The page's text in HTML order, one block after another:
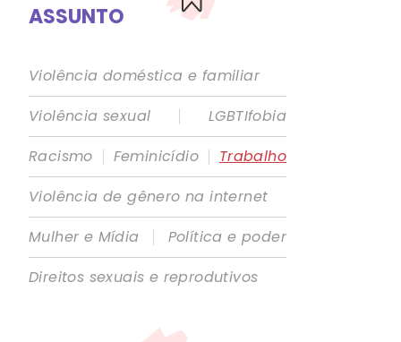
ASSUNTO
Violência doméstica e familiar
Violência sexual
|
LGBTIfobia
Racismo | Feminicídio | Trabalho
Violência de gênero na internet
Mulher e Mídia
|
Política e poder
Direitos sexuais e reprodutivos